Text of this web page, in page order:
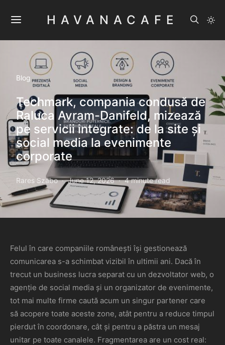
HAVANACAFE
Blog
Techmark, compania condusă de
Raluca Avram-Danifeld, mizează
pe servicii integrate: de la site și
social media la evenimente
corporate
Rares Szabo June 12, 2026 4 minute read
Felul în care companiile românești își gestionează
comunicarea s-a schimbat vizibil în ultimii ani. Dacă în
trecut un business lucra separat cu un dezvoltator web, o
agenție de social media și un organizator de evenimente,
tot mai multe firme caută acum un singur partener care
să acopere toate aceste zone, atât pentru a reduce timpul
pierdut în coordonare, cât și pentru a păstra un mesaj
unitar pe toate canalele. Fragmentarea are un cost real: